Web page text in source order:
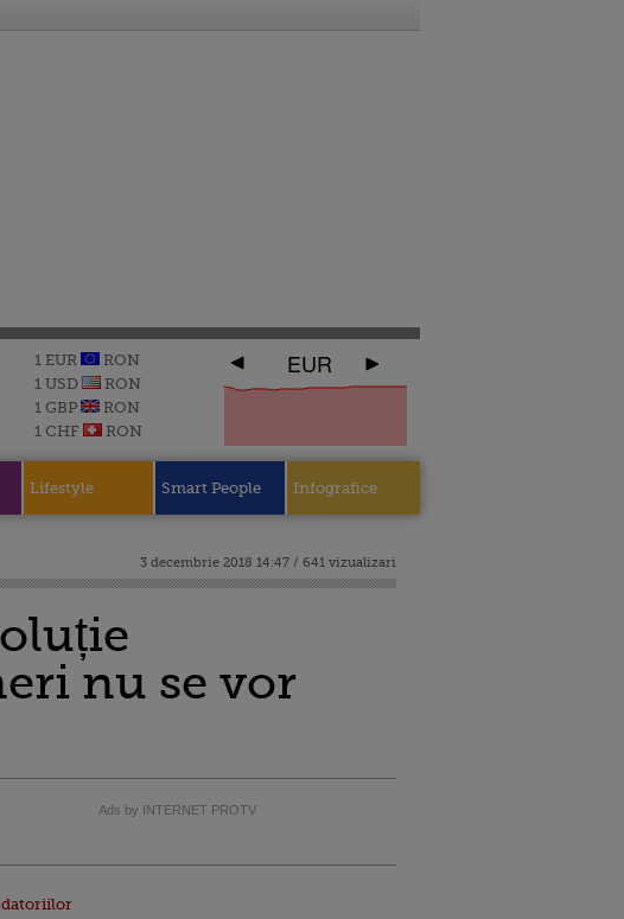
1 EUR
RON
1 USD
RON
1 GBP
RON
1 CHF
RON
EUR
Lifestyle Smart People Infografice
3 decembrie 2018 14:47 / 641 vizualizari
nu se vor
Ads by INTERNET PROTV
datoriilor